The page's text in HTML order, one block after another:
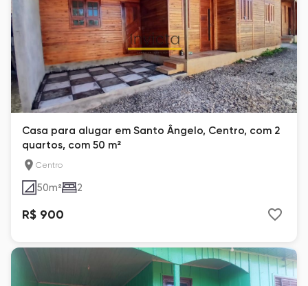
Casa para alugar em Santo Ângelo, Centro, com 2
quartos, com 50 m²
Centro
50m² 2
R$ 900